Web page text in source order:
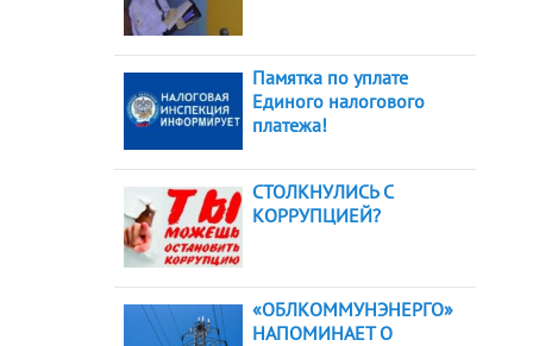
Памятка по уплате
Единого налогового
платежа!
СТОЛКНУЛИСЬ С
КОРРУПЦИЕЙ?
«ОБЛКОММУНЭНЕРГО»
НАПОМИНАЕТ О